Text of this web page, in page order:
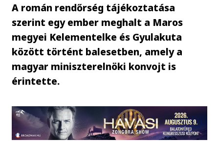
A román rendőrség tájékoztatása
szerint egy ember meghalt a Maros
megyei Kelementelke és Gyulakuta
között történt balesetben, amely a
magyar miniszterelnöki konvojt is
érintette.